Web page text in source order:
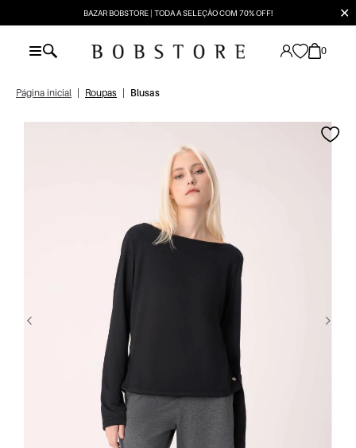
BAZAR BOBSTORE | TODA A SELEÇÃO COM 70% OFF! ✕
0
Página inicial Roupas Blusas